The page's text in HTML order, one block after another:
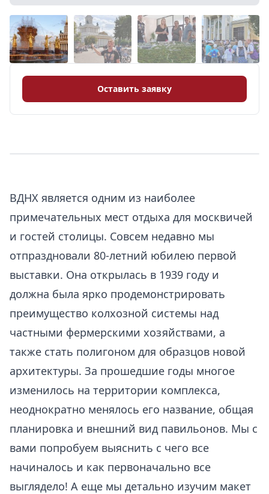
Оставить заявку
ВДНХ является одним из наиболее
примечательных мест отдыха для москвичей
и гостей столицы. Совсем недавно мы
отпраздновали 80-летний юбилею первой
выставки. Она открылась в 1939 году и
должна была ярко продемонстрировать
преимущество колхозной системы над
частными фермерскими хозяйствами, а
также стать полигоном для образцов новой
архитектуры. За прошедшие годы многое
изменилось на территории комплекса,
неоднократно менялось его название, общая
планировка и внешний вид павильонов. Мы с
вами попробуем выяснить с чего все
начиналось и как первоначально все
выглядело! А еще мы детально изучим макет